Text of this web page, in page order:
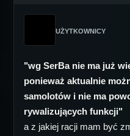
UŻYTKOWNICY
"wg SerBa nie ma już
ponieważ aktualnie
samolotów i nie ma
rywalizujących funkcji"
a z jakiej racji mam być